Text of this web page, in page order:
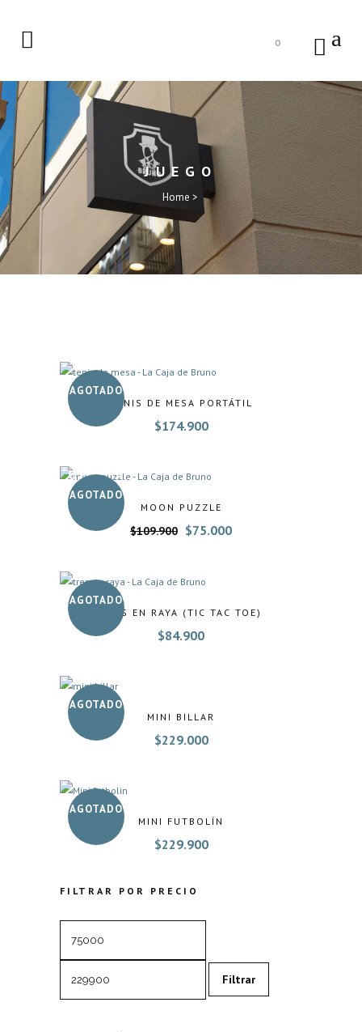
0
JUEGO
Home >
FILTRAR POR PRECIO
Filtrar
AGOTADO
TENIS DE MESA PORTÁTIL
$174.900
OFERTA
AGOTADO
MOON PUZZLE
$109.900 El
era:
$75.000El
AGOTADO
TRES EN RAYA (TIC TAC TOE)
$84.900
AGOTADO
MINI BILLAR
$229.000
AGOTADO
MINI FUTBOLÍN
$229.900